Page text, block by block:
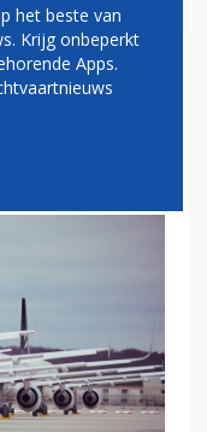
het beste van
Krijg onbeperkt
Apps.